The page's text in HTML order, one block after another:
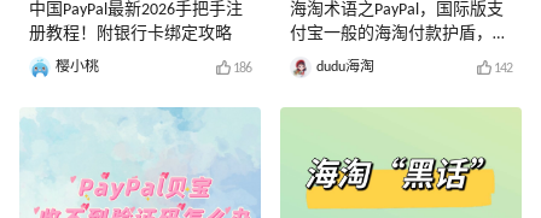
中国PayPal最新2026手把手注
册教程！附银行卡绑定攻略
樱小桃 186
海淘术语之PayPal，国际版支
付宝一般的海淘付款护盾，可
以解锁很多
dudu海淘 142